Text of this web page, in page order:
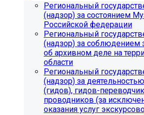
Региональный
(надзор) за состоянием
Российской федерации
Региональный
(надзор) за соблюдением
об архивном деле на
области
Региональный
(надзор) за
(гидов), гидов-
проводников (за
оказания услуг